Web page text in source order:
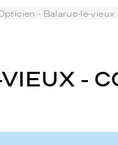
- Balaruc-le-vieux
-